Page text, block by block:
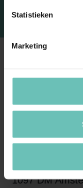
Statistieken
Marketing
Spinhuiswal 2
Amsterdam
James
1097 DM